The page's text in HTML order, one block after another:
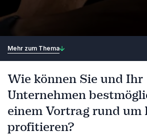
Mehr zum Thema
Wie können Sie und Ihr
Unternehmen
einem Vortrag rund um
profitieren?